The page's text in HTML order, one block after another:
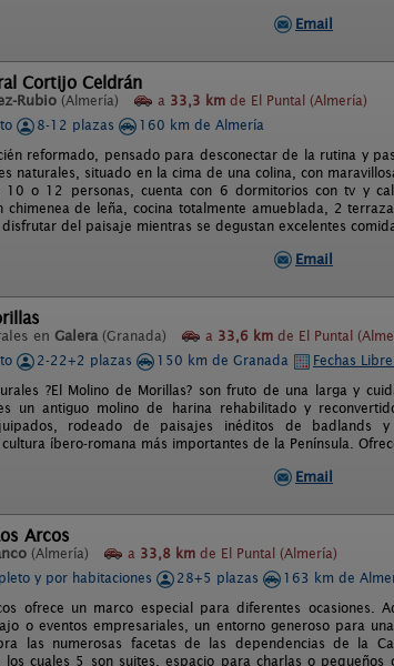
Email
Cortijo Celdrán
Rubio (Almería) a 33,3 km de El Puntal (Almería)
8-12 plazas
160 km de Almería
reformado, pensado para desconectar de la rutina y
naturales, situado en la cima de una colina, con
o 12 personas, cuenta con 6 dormitorios con tv y
chimenea de leña, cocina totalmente amueblada, 2
del paisaje mientras se degustan excelentes
Email
en Galera (Granada) a 33,6 km de El Puntal
2-22+2 plazas 150 km de Granada
Fechas
?El Molino de Morillas? son fruto de una larga y
un antiguo molino de harina rehabilitado y
rodeado de paisajes inéditos de badlands
íbero-romana más importantes de la Península.
Email
Arcos
(Almería) a 33,8 km de El Puntal (Almería)
y por habitaciones
28+5 plazas
163 km de
ofrece un marco especial para diferentes ocasiones.
o eventos empresariales, un entorno generoso para
las numerosas facetas de las dependencias de la
los cuales 5 son suites, espacio para charlas o